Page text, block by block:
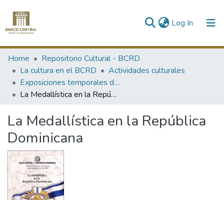
Log In (current)
Communities & Collections
All of DSpace
Statistics
Home
Repositorio Cultural - BCRD
La cultura en el BCRD
Actividades culturales
Exposiciones temporales del Museo
La Medallística en la República Dominicana
La Medallística en la República
Dominicana